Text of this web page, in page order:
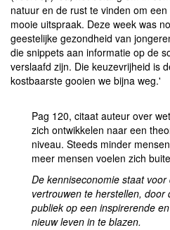
natuur en de rust te vinden om
mooie uitspraak. Deze week was
geestelijke gezondheid van
die snippets aan informatie op de
verslaafd zijn. Die keuzevrijheid is
kostbaarste gooien we bijna weg.'
Pag 120, citaat auteur over
zich ontwikkelen naar een
niveau. Steeds minder
meer mensen voelen zich
De kenniseconomie staat
vertrouwen te herstellen,
publiek op een inspirerende
nieuw leven in te blazen.